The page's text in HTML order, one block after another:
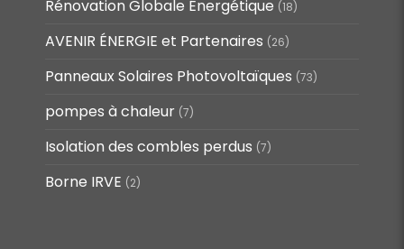
Rénovation Globale Énergétique (18)
AVENIR ÉNERGIE et Partenaires (26)
Panneaux Solaires Photovoltaïques (73)
pompes à chaleur (7)
Isolation des combles perdus (7)
Borne IRVE (2)